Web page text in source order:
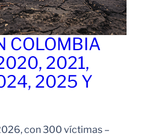
COLOMBIA
2021,
2025 Y
con 300 víctimas –